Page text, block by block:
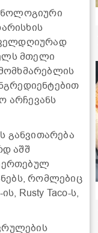
მთელი
არჩევანს
განვითარება
აშშ
რომლებიც
Rusty Taco-ს,